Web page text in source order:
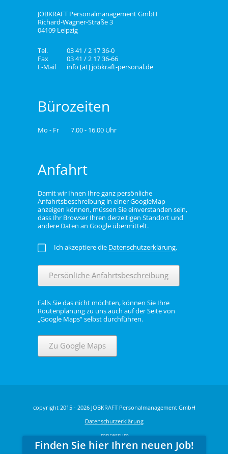
JOBKRAFT Personalmanagement GmbH
Richard-Wagner-Straße 3
04109 Leipzig
Tel.
03 41 / 2 17 36-0
Fax
03 41 / 2 17 36-66
E-Mail
info [ät] jobkraft-personal.de
Bürozeiten
Mo - Fr 7.00 - 16.00 Uhr
Anfahrt
Damit wir Ihnen Ihre ganz persönliche
Anfahrtsbeschreibung in einer GoogleMap
anzeigen können, müssen Sie einverstanden sein,
dass Ihr Browser Ihren derzeitigen Standort und
andere Daten an Google übermittelt.
Ich akzeptiere die Datenschutzerklärung.
Persönliche Anfahrtsbeschreibung
Falls Sie das nicht möchten, können Sie Ihre
Routenplanung zu uns auch auf der Seite von
„Google Maps“ selbst durchführen.
Zu Google Maps
copyright 2015 - 2026 JOBKRAFT Personalmanagement GmbH
Datenschutzerklärung
Impressum
Finden Sie hier Ihren neuen Job!